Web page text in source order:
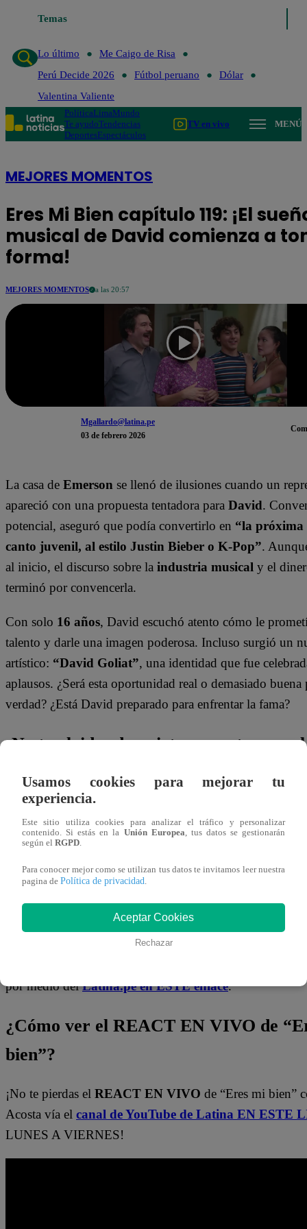
Temas
Lo último
Me Caigo de Risa
Perú Decide 2026
Fútbol peruano
Dólar
Valentina Valiente
PolíticaLimaMundo
Te ayudoTendencias
DeportesEspectáculos
TV en vivo MENÚ
MEJORES MOMENTOS
Eres Mi Bien capítulo 119: ¡El
musical de David comienza a
forma!
MEJORES MOMENTOS a las 20:57
Mgallardo@latina.pe
03 de febrero 2026
La casa de Emerson se llenó de ilusiones cuando un
apareció con una propuesta tentadora para David.
potencial, aseguró que podía convertirlo en “la próxima
canto juvenil, al estilo Justin Bieber o K-Pop”.
al inicio, el discurso sobre la industria musical y el
terminó por convencerla.
Con solo 16 años, David escuchó atento cómo le
talento y darle una imagen poderosa. Incluso surgió un
artístico: “David Goliat”, una identidad que fue
aplausos. ¿Será esta oportunidad real o demasiado buena
verdad? ¿Está David preparado para enfrentar la fama?
¡No te olvides de unirte a nuestro
¡No te pierdas de contenido y noticiasEXCLUSIVAS
los talentos, obtén datos inéditos y noticias de última
https://whatsapp.com/channel/
¿Dónde ver todos los capítulos de
bien”?
¡Latino! Todos los capítulos de “
por medio delLatina.pe en ESTE enlace.
¿Cómo ver el REACT EN VIVO de
bien”?
¡No te pierdas el REACT EN VIVO de “Eres mi bien”
Acosta vía el canal de YouTube de Latina EN ESTE
LUNES A VIERNES!
Usamos cookies para mejorar tu
experiencia.
Este sitio utiliza cookies para analizar el tráfico y personalizar
contenido. Si estás en la Unión Europea, tus datos se gestionarán
según el RGPD.
Para conocer mejor como se utilizan tus datos te invitamos leer nuestra
pagina de Política de privacidad.
Aceptar Cookies
Rechazar